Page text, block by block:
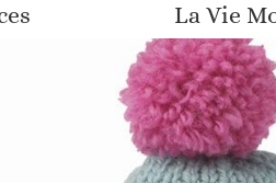
La Vie